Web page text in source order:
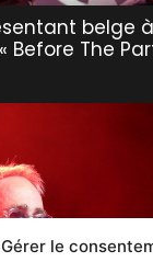
Gérer le
belge à
Before The